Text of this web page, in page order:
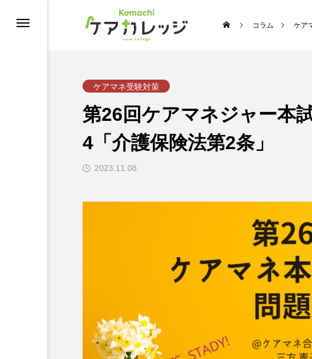
コラム ケア
ケアマネ受験対策
第26回ケアマネジャー本
4「介護保険法第2条」
2023.11.08